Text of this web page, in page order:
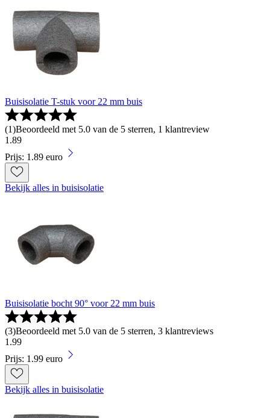
Buisisolatie T-stuk voor 22 mm buis
(1)Beoordeeld met 5.0 van de 5 sterren, 1 klantreview
1 .89
Prijs: 1.89 euro
Bekijk alles in buisisolatie
Buisisolatie bocht 90° voor 22 mm buis
(3)Beoordeeld met 5.0 van de 5 sterren, 3 klantreviews
1 .99
Prijs: 1.99 euro
Bekijk alles in buisisolatie